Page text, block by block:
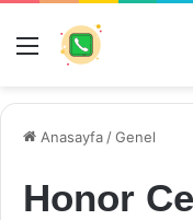
Menü
Anasayfa /Genel
Honor